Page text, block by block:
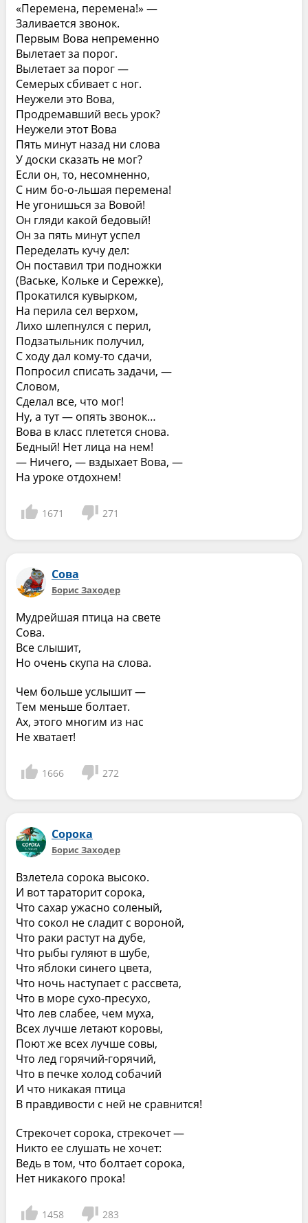
«Перемена, перемена!» —
Заливается звонок.
Первым Вова непременно
Вылетает за порог.
Вылетает за порог —
Семерых сбивает с ног.
Неужели это Вова,
Продремавший весь урок?
Неужели этот Вова
Пять минут назад ни слова
У доски сказать не мог?
Если он, то, несомненно,
С ним бо-о-льшая перемена!
Не угонишься за Вовой!
Он гляди какой бедовый!
Он за пять минут успел
Переделать кучу дел:
Он поставил три подножки
(Ваське, Кольке и Сережке),
Прокатился кувырком,
На перила сел верхом,
Лихо шлепнулся с перил,
Подзатыльник получил,
С ходу дал кому-то сдачи,
Попросил списать задачи, —
Словом,
Сделал все, что мог!
Ну, а тут — опять звонок…
Вова в класс плетется снова.
Бедный! Нет лица на нем!
— Ничего, — вздыхает Вова, —
На уроке отдохнем!
1671 271
Сова
Борис Заходер
Мудрейшая птица на свете
Сова.
Все слышит,
Но очень скупа на слова.
Чем больше услышит —
Тем меньше болтает.
Ах, этого многим из нас
Не хватает!
1666 272
Сорока
Борис Заходер
Взлетела сорока высоко.
И вот тараторит сорока,
Что сахар ужасно соленый,
Что сокол не сладит с вороной,
Что раки растут на дубе,
Что рыбы гуляют в шубе,
Что яблоки синего цвета,
Что ночь наступает с рассвета,
Что в море сухо-пресухо,
Что лев слабее, чем муха,
Всех лучше летают коровы,
Поют же всех лучше совы,
Что лед горячий-горячий,
Что в печке холод собачий
И что никакая птица
В правдивости с ней не сравнится!
Стрекочет сорока, стрекочет —
Никто ее слушать не хочет:
Ведь в том, что болтает сорока,
Нет никакого прока!
1458 283